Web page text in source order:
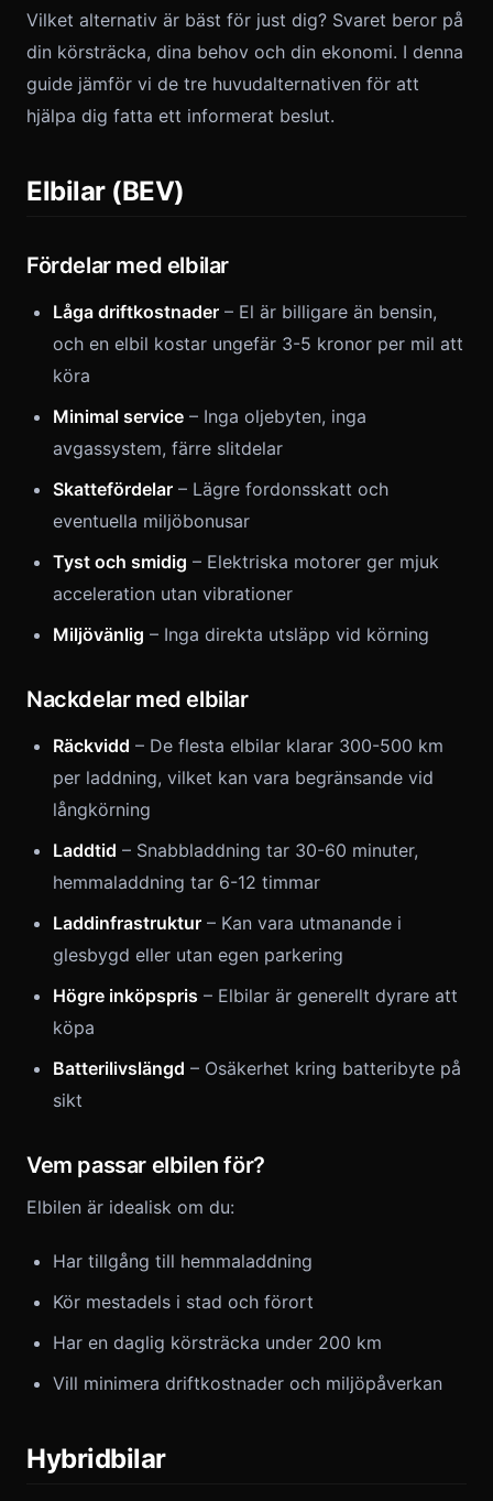
Vilket alternativ är bäst för just dig? Svaret beror på
din körsträcka, dina behov och din ekonomi. I denna
guide jämför vi de tre huvudalternativen för att
hjälpa dig fatta ett informerat beslut.
Elbilar (BEV)
Fördelar med elbilar
Låga driftkostnader – El är billigare än bensin,
och en elbil kostar ungefär 3-5 kronor per mil att
köra
Minimal service – Inga oljebyten, inga
avgassystem, färre slitdelar
Skattefördelar – Lägre fordonsskatt och
eventuella miljöbonusar
Tyst och smidig – Elektriska motorer ger mjuk
acceleration utan vibrationer
Miljövänlig – Inga direkta utsläpp vid körning
Nackdelar med elbilar
Räckvidd – De flesta elbilar klarar 300-500 km
per laddning, vilket kan vara begränsande vid
långkörning
Laddtid – Snabbladdning tar 30-60 minuter,
hemmaladdning tar 6-12 timmar
Laddinfrastruktur – Kan vara utmanande i
glesbygd eller utan egen parkering
Högre inköpspris – Elbilar är generellt dyrare att
köpa
Batterilivslängd – Osäkerhet kring batteribyte på
sikt
Vem passar elbilen för?
Elbilen är idealisk om du:
Har tillgång till hemmaladdning
Kör mestadels i stad och förort
Har en daglig körsträcka under 200 km
Vill minimera driftkostnader och miljöpåverkan
Hybridbilar